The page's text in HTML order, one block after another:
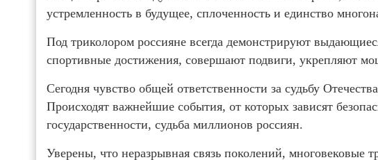
устремленность в будущее, сплоченность и единство
Под триколором россияне всегда демонстрируют
спортивные достижения, совершают подвиги, укрепляют
Сегодня чувство общей ответственности за судьбу
Происходят важнейшие события, от которых зависят
государственности, судьба миллионов россиян.
Уверены, что неразрывная связь поколений, многовековые